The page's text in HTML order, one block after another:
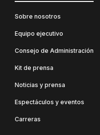
Sobre nosotros
Equipo ejecutivo
Consejo de Administración
Kit de prensa
Noticias y prensa
Espectáculos y eventos
Carreras